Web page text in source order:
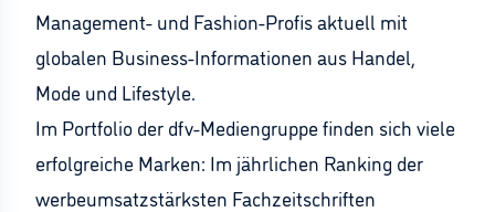
Management- und Fashion-Profis aktuell mit
globalen Business-Informationen aus Handel,
Mode und Lifestyle.
Im Portfolio der dfv-Mediengruppe finden sich viele
erfolgreiche Marken: Im jährlichen Ranking der
werbeumsatzstärksten Fachzeitschriften